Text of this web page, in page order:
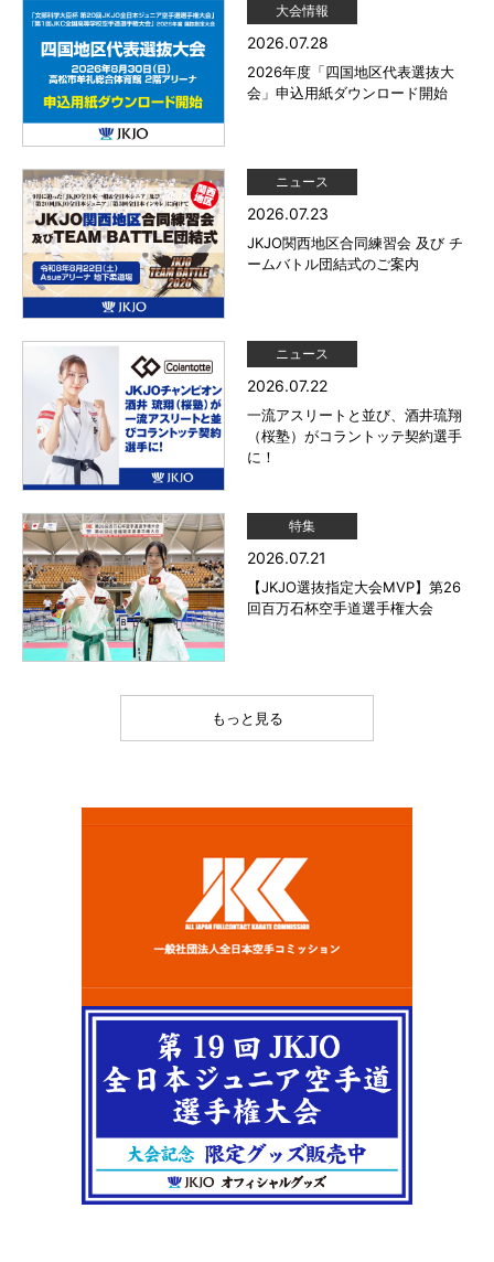
大会情報
2026.07.28
2026年度「四国地区代表選抜大
会」申込用紙ダウンロード開始
ニュース
2026.07.23
JKJO関西地区合同練習会 及び チ
ームバトル団結式のご案内
ニュース
2026.07.22
一流アスリートと並び、酒井琉翔
（桜塾）がコラントッテ契約選手
に！
特集
2026.07.21
【JKJO選抜指定大会MVP】第26
回百万石杯空手道選手権大会
もっと見る